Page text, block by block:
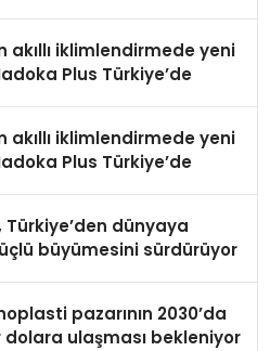
akıllı iklimlendirmede yeni
Plus Türkiye’de
akıllı iklimlendirmede yeni
Plus Türkiye’de
Türkiye’den dünyaya
büyümesini sürdürüyor
pazarının 2030’da
dolara ulaşması bekleniyor